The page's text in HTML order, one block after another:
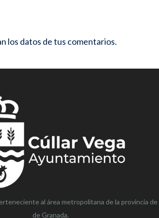
los datos de tus comentarios.
al área metropolitana de la provincia
de Granada.